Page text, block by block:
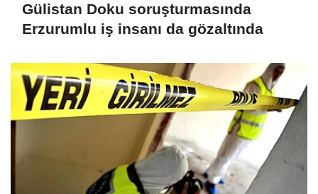
Gülistan Doku soruşturmasında
Erzurumlu iş insanı da gözaltında